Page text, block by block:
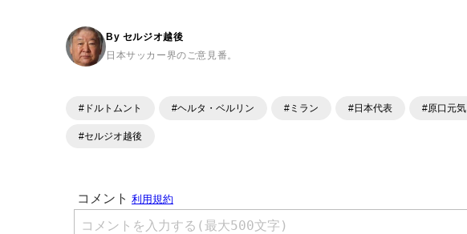
By セルジオ越後
日本サッカー界のご意見番。
#ドルトムント #ヘルタ・ベルリン #ミラン #日本代表 #原口元気
#セルジオ越後